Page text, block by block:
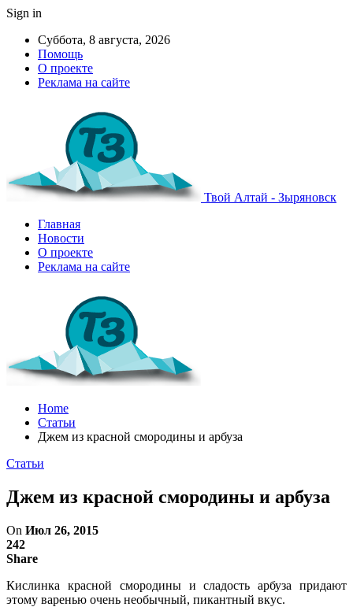
Sign in
Суббота, 8 августа, 2026
Помощь
О проекте
Реклама на сайте
Твой Алтай - Зыряновск
Главная
Новости
О проекте
Реклама на сайте
Home
Статьи
Джем из красной смородины и арбуза
Статьи
Джем из красной смородины и арбуза
On Июл 26, 2015
242
Share
Кислинка красной смородины и сладость арбуза придают
этому варенью очень необычный, пикантный вкус.